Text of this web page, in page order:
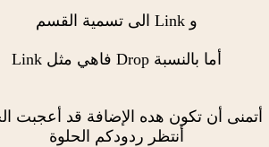
و Link الى تسمية القسم
أما بالنسبة Drop فاهي مثل Link
أتمنى أن تكون هده الإضافة قد أعجبت
أنتظر ردودكم الحلوة